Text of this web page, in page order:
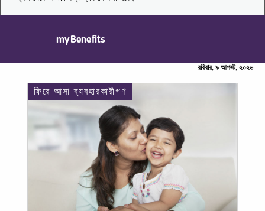
myBenefits
রবিবার, ৯ আগস্ট, ২০২৬
ফিরে আসা ব্যবহারকারীগণ